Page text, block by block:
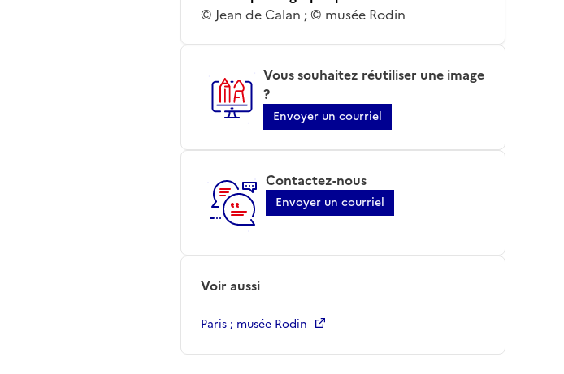
© Jean de Calan ; © musée Rodin
Vous souhaitez réutiliser une image
?
Envoyer un courriel
Contactez-nous
Envoyer un courriel
Voir aussi
Paris ; musée Rodin